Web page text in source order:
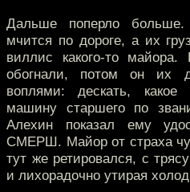
Дальше поперло больше.
мчится по дороге, а их
виллис какого-то
обогнали, потом он их
воплями: дескать, какое
машину старшего по
Алехин показал ему
СМЕРШ. Майор от страха
тут же ретировался, с
и лихорадочно утирая